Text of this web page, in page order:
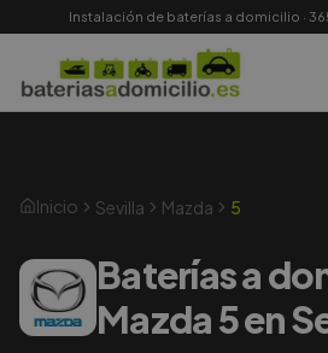
Instalación de baterías a domicilio ·
Inicio Sevilla Mazda 5
Baterías a
Mazda 5 en